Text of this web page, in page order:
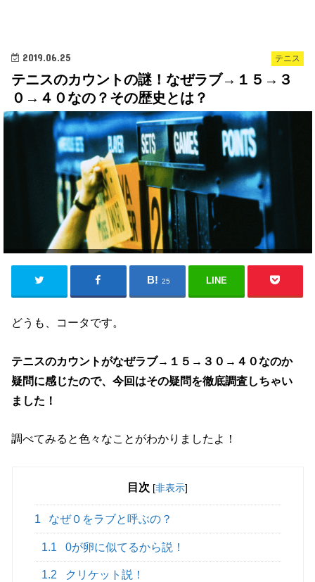
テニス
2019.06.25
テニスのカウントの謎！なぜラブ→１５→３
０→４０なの？その歴史とは？
25 LINE
どうも、コータです。
テニスのカウントがなぜラブ→１５→３０→４０なのか
疑問に感じたので、今回はその疑問を徹底調査しちゃい
ました！
調べてみると色々なことがわかりましたよ！
目次 [非表示]
1 なぜ０をラブと呼ぶの？
1.1 0が卵に似てるから説！
1.2 クリケット説！